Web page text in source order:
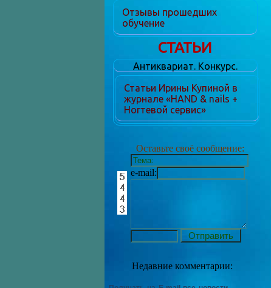
Отзывы прошедших
обучение
СТАТЬИ
Антиквариат. Конкурс.
Статьи Ирины Купиной в
журнале «HAND & nails +
Ногтевой сервис»
Оставьте своё сообщение:
e-mail:
Недавние комментарии: